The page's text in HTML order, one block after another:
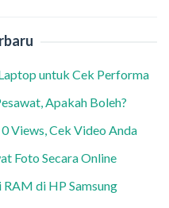
untuk Cek Performa
Apakah Boleh?
Views, Cek Video Anda
Foto Secara Online
di HP Samsung